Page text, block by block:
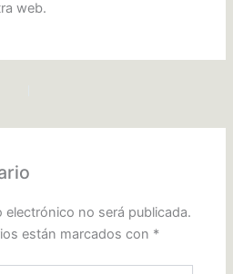
web.
electrónico no será publicada.
están marcados con *